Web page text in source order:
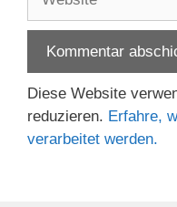
Diese Website
reduzieren. Erfahre,
verarbeitet werden.